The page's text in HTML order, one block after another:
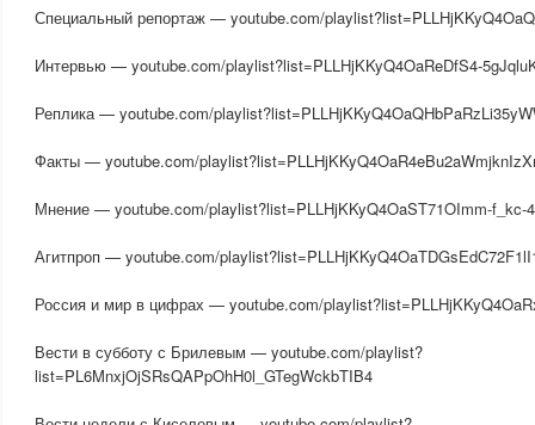
Специальный репортаж — youtube.com/
Интервью — youtube.com/playlist?list=PLLHjKKyQ4OaReDfS4-
Реплика — youtube.com/
Факты — youtube.com/
Мнение — youtube.com/playlist?list=PLLHjKKyQ4OaST71OImm-f_kc-
Агитпроп — youtube.com/
Россия и мир в цифрах — youtube.com/
Вести в субботу с Брилевым — youtube.com/playlist?
list=PL6MnxjOjSRsQAPpOhH0l_GTegWckbTIB4